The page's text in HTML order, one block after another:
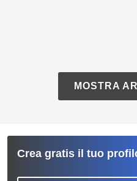
MOSTRA
Crea gratis il tuo